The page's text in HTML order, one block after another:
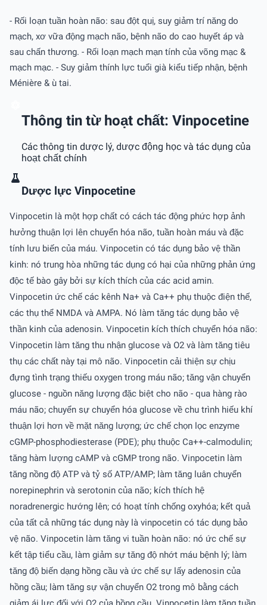
- Rối loạn tuần hoàn não: sau đột quị, suy giảm trí năng do
mạch, xơ vữa động mạch não, bệnh não do cao huyết áp và
sau chấn thương. - Rối loạn mạch mạn tính của võng mạc &
mạch mạc. - Suy giảm thính lực tuổi già kiểu tiếp nhận, bệnh
Ménière & ù tai.
Thông tin từ hoạt chất: Vinpocetine
Các thông tin dược lý, dược động học và tác dụng của
hoạt chất chính
Dược lực Vinpocetine
Vinpocetin là một hợp chất có cách tác động phức hợp ảnh
hưởng thuận lợi lên chuyển hóa não, tuần hoàn máu và đặc
tính lưu biến của máu. Vinpocetin có tác dụng bảo vệ thần
kinh: nó trung hòa những tác dụng có hại của những phản ứng
độc tế bào gây bởi sự kích thích của các acid amin.
Vinpocetin ức chế các kênh Na+ và Ca++ phụ thuộc điện thế,
các thụ thể NMDA và AMPA. Nó làm tăng tác dụng bảo vệ
thần kinh của adenosin. Vinpocetin kích thích chuyển hóa não:
Vinpocetin làm tăng thu nhận glucose và O2 và làm tăng tiêu
thụ các chất này tại mô não. Vinpocetin cải thiện sự chịu
đựng tình trạng thiếu oxygen trong máu não; tăng vận chuyển
glucose - nguồn năng lượng đặc biệt cho não - qua hàng rào
máu não; chuyển sự chuyển hóa glucose về chu trình hiếu khí
thuận lợi hơn về mặt năng lượng; ức chế chọn lọc enzyme
cGMP-phosphodiesterase (PDE); phụ thuộc Ca++-calmodulin;
tăng hàm lượng cAMP và cGMP trong não. Vinpocetin làm
tăng nồng độ ATP và tỷ số ATP/AMP; làm tăng luân chuyển
norepinephrin và serotonin của não; kích thích hệ
noradrenergic hướng lên; có hoạt tính chống oxyhóa; kết quả
của tất cả những tác dụng này là vinpocetin có tác dụng bảo
vệ não. Vinpocetin làm tăng vi tuần hoàn não: nó ức chế sự
kết tập tiểu cầu, làm giảm sự tăng độ nhớt máu bệnh lý; làm
tăng độ biến dạng hồng cầu và ức chế sự lấy adenosin của
hồng cầu; làm tăng sự vận chuyển O2 trong mô bằng cách